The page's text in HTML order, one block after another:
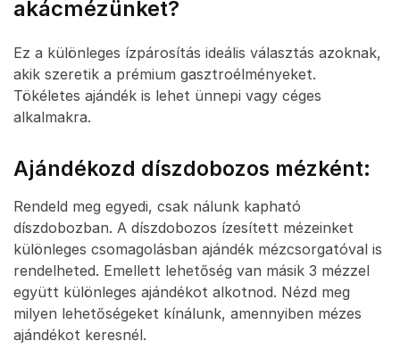
akácmézünket?
Ez a különleges ízpárosítás ideális választás azoknak,
akik szeretik a prémium gasztroélményeket.
Tökéletes ajándék is lehet ünnepi vagy céges
alkalmakra.
Ajándékozd díszdobozos mézként:
Rendeld meg egyedi, csak nálunk kapható
díszdobozban. A díszdobozos ízesített mézeinket
különleges csomagolásban ajándék mézcsorgatóval is
rendelheted. Emellett lehetőség van másik 3 mézzel
együtt különleges ajándékot alkotnod. Nézd meg
milyen lehetőségeket kínálunk, amennyiben mézes
ajándékot keresnél.